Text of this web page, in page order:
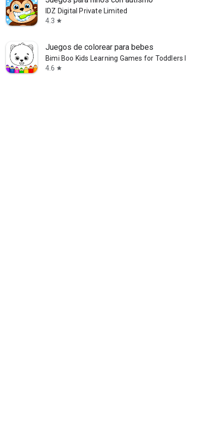
IDZ Digital Private Limited
4.3 star
Juegos de colorear para bebes
Bimi Boo Kids Learning Games for Toddlers FZ-LLC
4.6 star